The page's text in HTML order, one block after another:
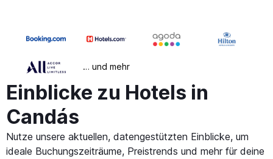
… und mehr
Einblicke zu Hotels in
Candás
Nutze unsere aktuellen, datengestützten Einblicke, um
ideale Buchungszeiträume, Preistrends und mehr für deine